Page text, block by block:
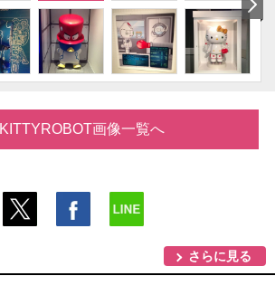
KITTYROBOT画像一覧へ
さらに見る